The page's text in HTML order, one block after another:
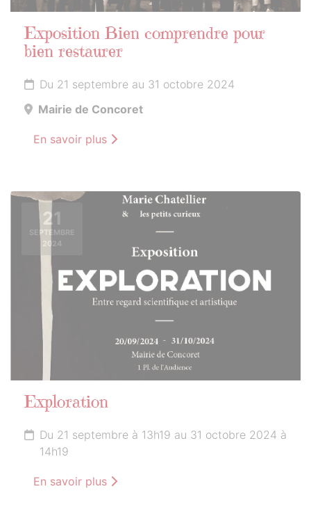
Exposition Bien comprendre pour
bien restaurer
Du 21 septembre au 31 octobre 2024
Mairie de Concoret
En savoir plus
21
SEPTEMBRE
2024
Exploration
Du 21 septembre à 13h19 au 31 octobre 2024 à
14h19
En savoir plus